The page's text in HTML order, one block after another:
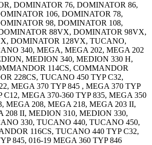
DOMINATOR 76, DOMINATOR 86,
106, DOMINATOR 78,
98, DOMINATOR 108,
88VX, DOMINATOR 98VX,
DOMINATOR 128VX, TUCANO,
340, MEGA, MEGA 202, MEGA 202
MEDION 340, MEDION 330 H,
114CS, COMMANDOR
228CS, TUCANO 450 TYP C32,
MEGA 370 TYP 845 , MEGA 370 TYP
C12, MEGA 370-360 TYP 835, MEGA 350
MEGA 208, MEGA 218, MEGA 203 II,
208 II, MEDION 310, MEDION 330,
330, TUCANO 440, TUCANO 450,
116CS, TUCANO 440 TYP C32,
845, 016-19 MEGA 360 TYP 846